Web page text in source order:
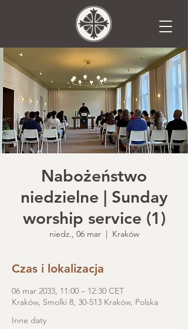
Nabożeństwo
niedzielne | Sunday
worship service (1)
niedz., 06 mar
  |
Kraków
Czas i lokalizacja
06 mar 2033, 11:00 – 12:30 CET
Kraków, Smolki 8, 30-513 Kraków, Polska
Inne daty